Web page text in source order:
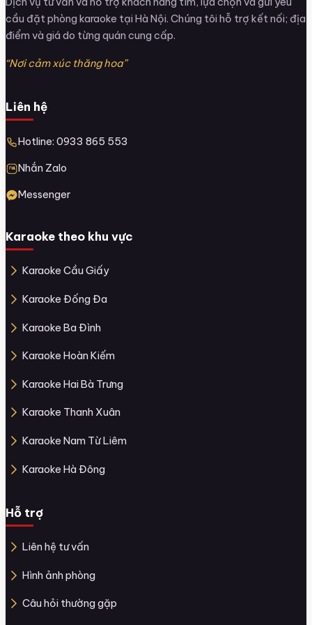
cầu đặt phòng karaoke tại Hà Nội. Chúng tôi hỗ trợ kết nối; địa
điểm và giá do từng quán cung cấp.
“Nơi cảm xúc thăng hoa”
Liên hệ
Hotline: 0933 865 553
Nhắn Zalo
Messenger
Karaoke theo khu vực
Karaoke Cầu Giấy
Karaoke Đống Đa
Karaoke Ba Đình
Karaoke Hoàn Kiếm
Karaoke Hai Bà Trưng
Karaoke Thanh Xuân
Karaoke Nam Từ Liêm
Karaoke Hà Đông
Hỗ trợ
Liên hệ tư vấn
Hình ảnh phòng
Câu hỏi thường gặp